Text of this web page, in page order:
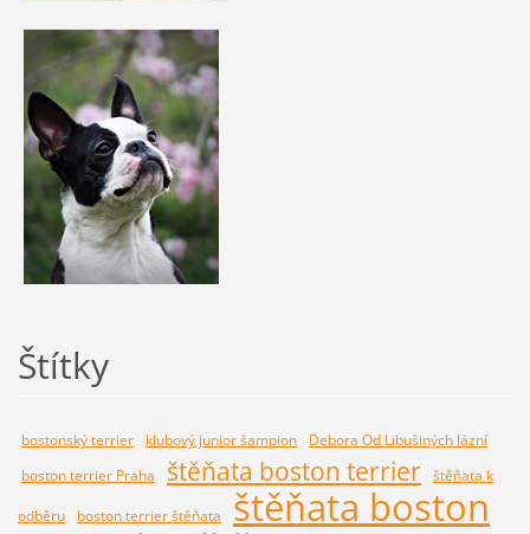
Štítky
bostonský terrier klubový junior šampion
Debora Od Libušiných lázní
boston terrier Praha
štěňata boston terrier štěňata k
odběru
boston terrier štěňata štěňata boston